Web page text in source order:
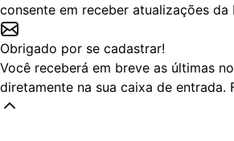
consente em receber atualizações da
Obrigado por se cadastrar!
Você receberá em breve as últimas
diretamente na sua caixa de entrada.